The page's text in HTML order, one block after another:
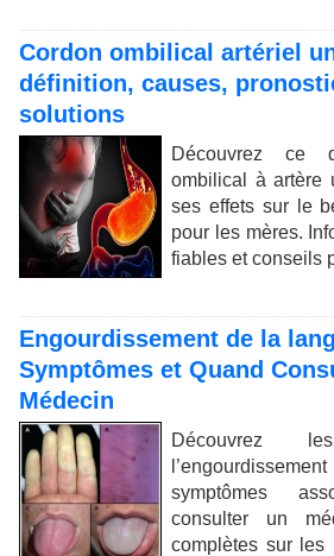
Cordon ombilical artériel
définition, causes,
solutions
Découvrez ce
ombilical à artère
ses effets sur le
pour les mères.
fiables et conseils
Engourdissement de la
Symptômes et Quand
Médecin
Découvrez
symptômes
consulter un
complètes sur